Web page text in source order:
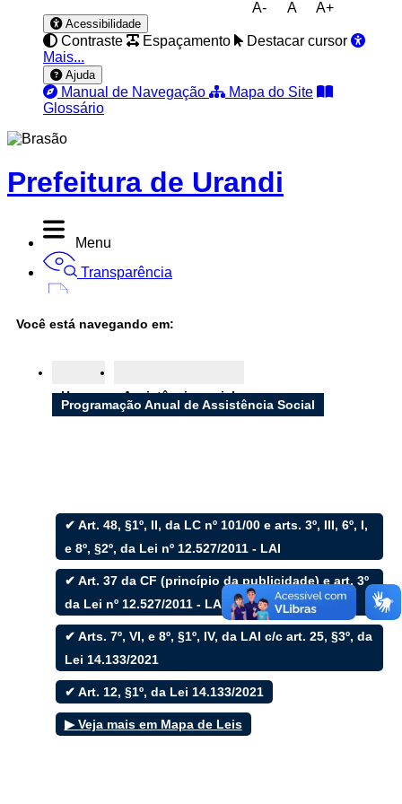
A- A A+
Acessibilidade
Contraste Espaçamento
Destacar cursor
Mais...
Ajuda
Manual de Navegação
Mapa do Site
Glossário
Prefeitura de Urandi
Menu
Transparência
Ouvidoria
e-SIC
Filtrar por todos
Acesso à Informação
Cidadão
Empresas
Fotos
Notícias
Secretarias
Servidor
Transparência
Turistas
Videos
Áudios
Você está navegando em:
Home Assistência social
Programação Anual de Assistência Social
✔ Art. 48, §1º, II, da LC nº 101/00 e arts. 3º, III, 6º, I,
e 8º, §2º, da Lei nº 12.527/2011 - LAI
✔ Art. 37 da CF (princípio da publicidade) e art. 3º
da Lei nº 12.527/2011 - LAI
✔ Arts. 7º, VI, e 8º, §1º, IV, da LAI c/c art. 25, §3º, da
Lei 14.133/2021
✔ Art. 12, §1º, da Lei 14.133/2021
▶ Veja mais em Mapa de Leis